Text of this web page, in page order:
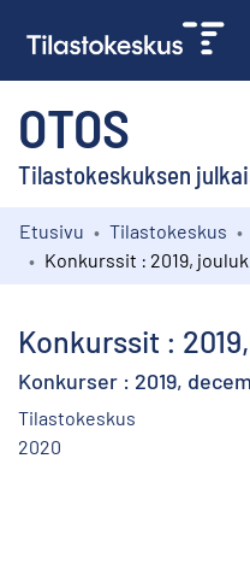
OTOS
Tilastokeskuksen
Kokoelmat
Etusivu Tilastokeskus
Konkurssit : 2019,
Konkurssit :
Konkurser : 2019,
Tilastokeskus
2020